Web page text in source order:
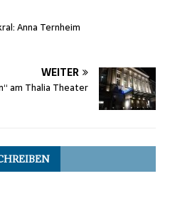
Anna Ternheim
WEITER
am Thalia Theater